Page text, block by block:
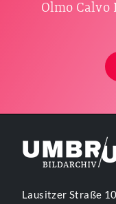
Olmo Calvo
Lausitzer Straße 10